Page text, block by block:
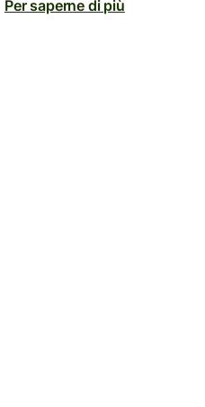
Per saperne di più